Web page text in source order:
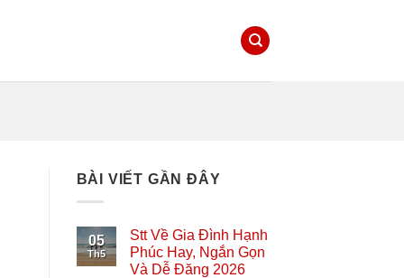
BÀI VIẾT GẦN ĐÂY
05
Th5
Stt Về Gia Đình Hạnh
Phúc Hay, Ngắn Gọn
Và Dễ Đăng 2026